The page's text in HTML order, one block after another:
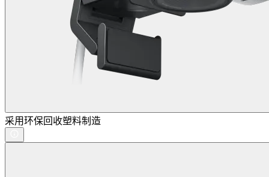
采用环保回收塑料制造